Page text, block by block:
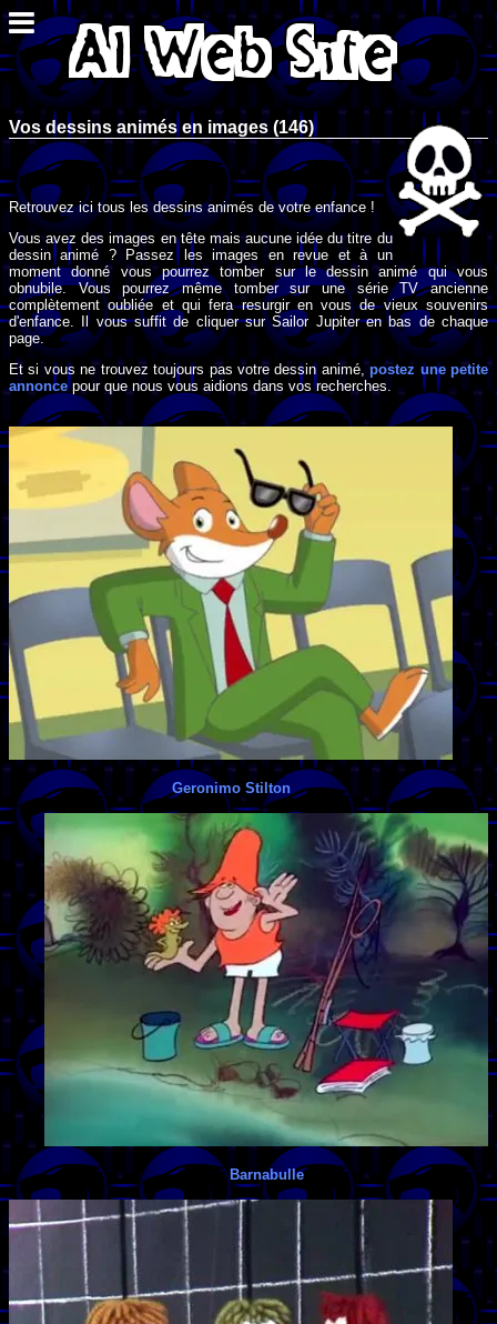
Vos dessins animés en images (146)
Retrouvez ici tous les dessins animés de votre enfance !
Vous avez des images en tête mais aucune idée du titre du
dessin animé ? Passez les images en revue et à un
moment donné vous pourrez tomber sur le dessin animé qui vous
obnubile. Vous pourrez même tomber sur une série TV ancienne
complètement oubliée et qui fera resurgir en vous de vieux souvenirs
d'enfance. Il vous suffit de cliquer sur Sailor Jupiter en bas de chaque
page.
Et si vous ne trouvez toujours pas votre dessin animé,postez une petite
annoncepour que nous vous aidions dans vos recherches.
Geronimo Stilton
Barnabulle